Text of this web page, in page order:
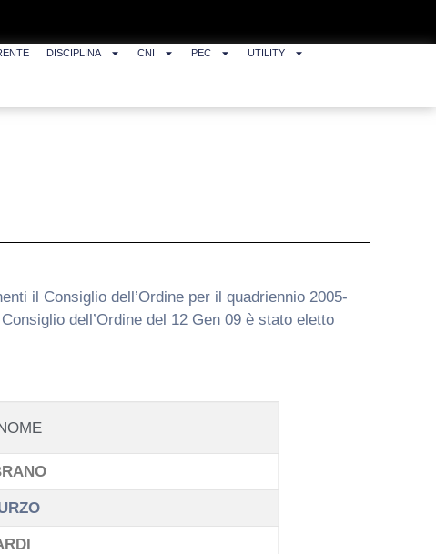
DISCIPLINA CNI PEC UTILITY
il Consiglio dell’Ordine per il quadriennio 2005-
dell’Ordine del 12 Gen 09 è stato eletto